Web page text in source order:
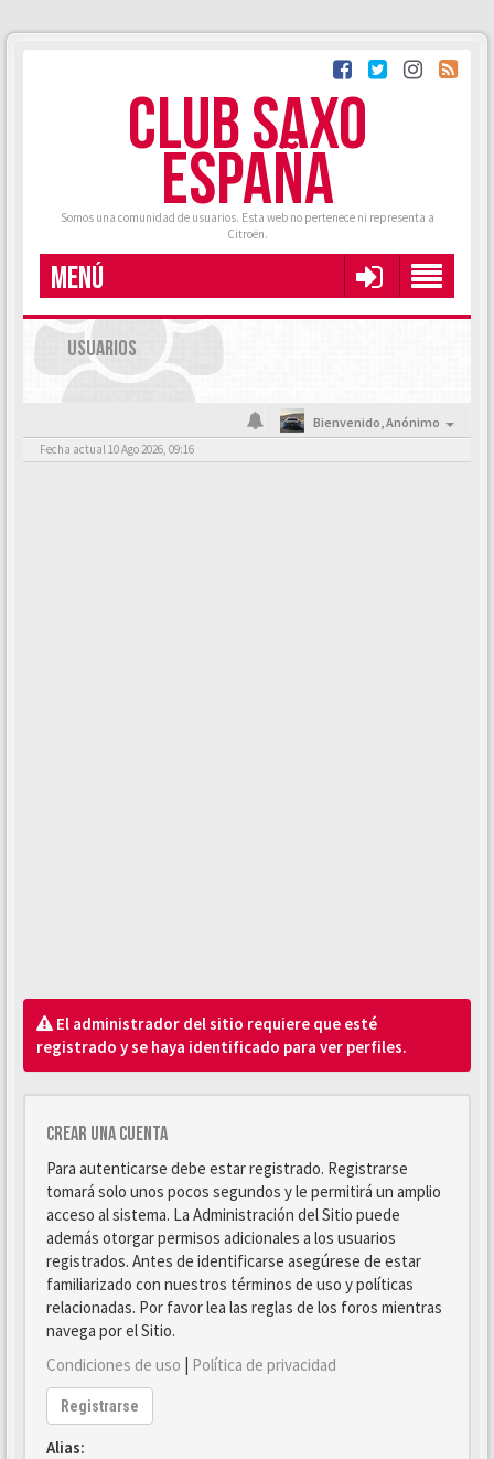
CLUB SAXO
ESPAÑA
Somos una comunidad de usuarios. Esta web no pertenece ni representa a
Citroën.
MENÚ
USUARIOS
Bienvenido,Anónimo
Fecha actual 10 Ago 2026, 09:16
El administrador del sitio requiere que esté
registrado y se haya identificado para ver perfiles.
Crear una cuenta
Para autenticarse debe estar registrado. Registrarse
tomará solo unos pocos segundos y le permitirá un amplio
acceso al sistema. La Administración del Sitio puede
además otorgar permisos adicionales a los usuarios
registrados. Antes de identificarse asegúrese de estar
familiarizado con nuestros términos de uso y políticas
relacionadas. Por favor lea las reglas de los foros mientras
navega por el Sitio.
Condiciones de uso | Política de privacidad
Registrarse
Alias: